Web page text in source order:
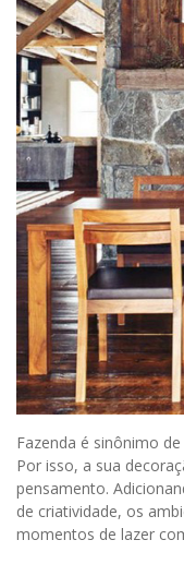
Fazenda é sinônimo
Por isso, a sua
pensamento.
de criatividade, os
momentos de lazer